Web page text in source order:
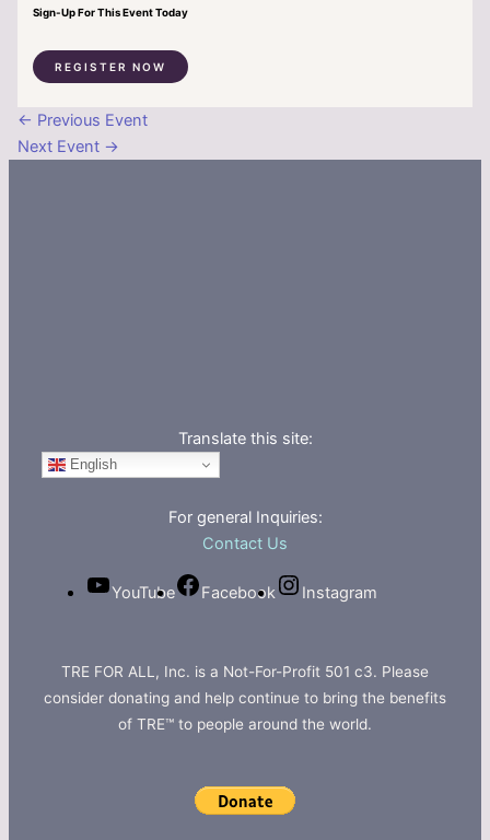
Sign-Up For This Event Today
REGISTER NOW
← Previous Event
Next Event →
Translate this site:
English
For general Inquiries:
Contact Us
YouTube Facebook Instagram
TRE FOR ALL, Inc. is a Not-For-Profit 501 c3. Please
consider donating and help continue to bring the benefits
of TRE™ to people around the world.